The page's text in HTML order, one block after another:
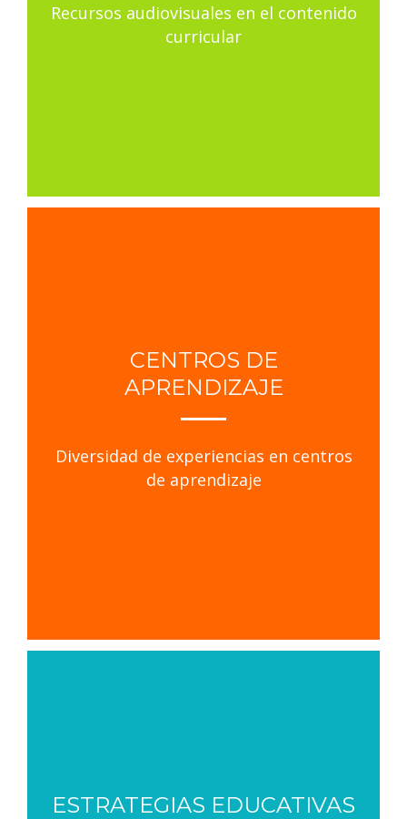
Recursos audiovisuales en el contenido
curricular
CENTROS DE
APRENDIZAJE
Diversidad de experiencias en centros
de aprendizaje
ESTRATEGIAS EDUCATIVAS